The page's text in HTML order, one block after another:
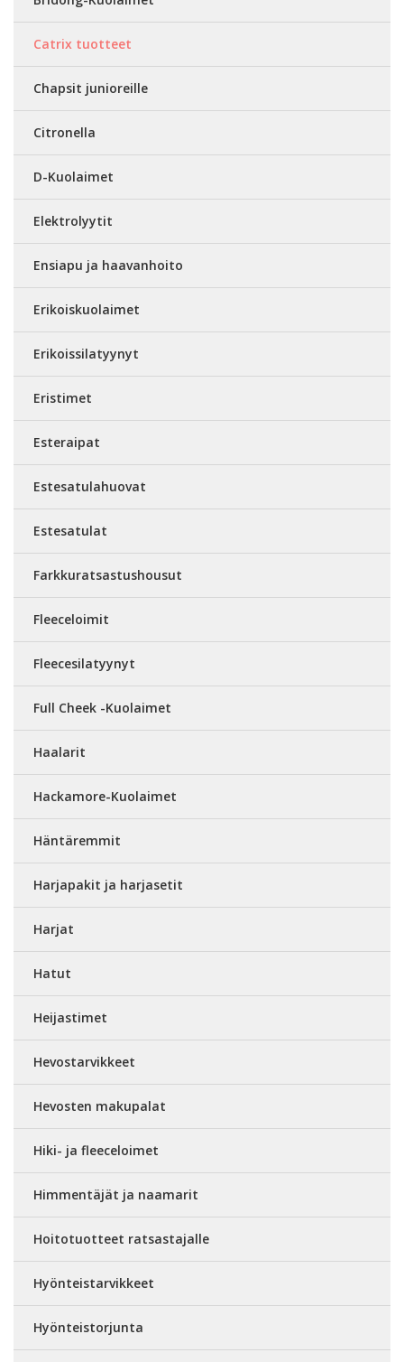
Catrix tuotteet
Chapsit junioreille
Citronella
D-Kuolaimet
Elektrolyytit
Ensiapu ja haavanhoito
Erikoiskuolaimet
Erikoissilatyynyt
Eristimet
Esteraipat
Estesatulahuovat
Estesatulat
Farkkuratsastushousut
Fleeceloimit
Fleecesilatyynyt
Full Cheek -Kuolaimet
Haalarit
Hackamore-Kuolaimet
Häntäremmit
Harjapakit ja harjasetit
Harjat
Hatut
Heijastimet
Hevostarvikkeet
Hevosten makupalat
Hiki- ja fleeceloimet
Himmentäjät ja naamarit
Hoitotuotteet ratsastajalle
Hyönteistarvikkeet
Hyönteistorjunta